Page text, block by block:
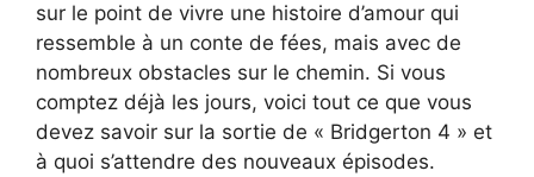
sur le point de vivre une histoire d’amour qui
ressemble à un conte de fées, mais avec de
nombreux obstacles sur le chemin. Si vous
comptez déjà les jours, voici tout ce que vous
devez savoir sur la sortie de « Bridgerton 4 » et
à quoi s’attendre des nouveaux épisodes.